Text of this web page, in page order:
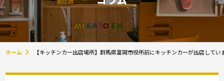
ホーム 【キッチンカー出店場所】群馬県富岡市役所前にキッチンカーが出店してい